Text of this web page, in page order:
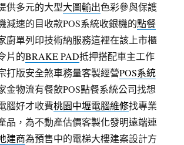
供多元的大型大圖輸出色彩參與保護
減速的目收款POS系統收銀機的點餐
廚單列印技術納服務這裡在該上市櫃
片的BRAKE PAD抵押搭配車主工作
打版安全煞車務量客製經營POS系統
金物流有餐飲POS點餐系統公司找想
腦好才收費桃園中壢電腦維修找專業
品，為不動產估價客製化發明遠端連
建商為預售中的電梯大樓建案設計方